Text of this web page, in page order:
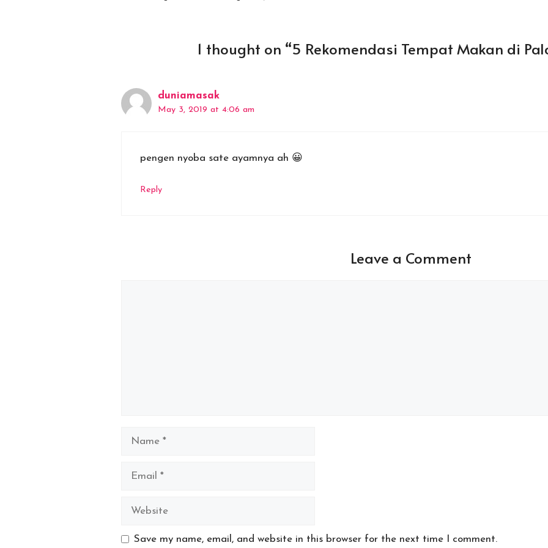
1 thought on “5 Rekomendasi Tempat Makan di
duniamasak
May 3, 2019 at 4:06 am
pengen nyoba sate ayamnya ah 😀
Reply
Leave a Comment
Website
Save my name, email, and website in this browser for the next time I comment.